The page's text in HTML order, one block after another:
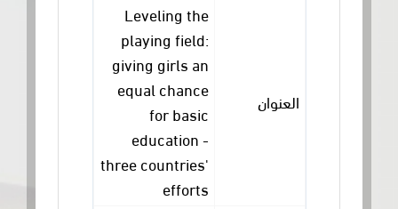
Leveling the
playing field:
giving girls an
equal chance
for basic
education -
three countries'
efforts